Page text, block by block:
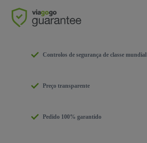
Controlos de segurança de classe mundial
Preço transparente
Pedido 100% garantido